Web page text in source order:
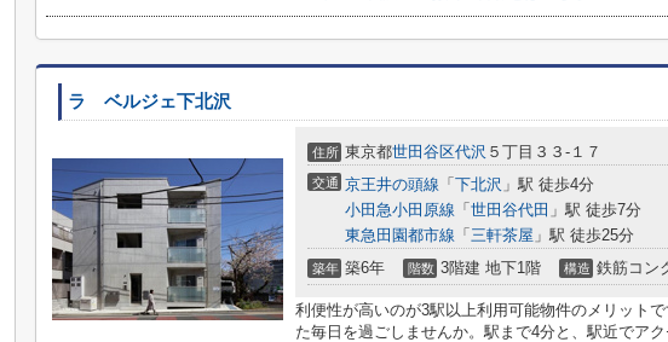
ラ ベルジェ下北沢
住所 東京都世田谷区代沢 ５丁目３３-１７
交通 京王井の頭線 「 下北沢 」駅 徒歩4分
小田急小田原線 「 世田谷代田 」駅 徒歩7分
東急田園都市線 「 三軒茶屋 」駅 徒歩25分
築年 築6年 階数 3階建 地下1階 構造 鉄筋コン
利便性が高いのが3駅以上利用可能物件のメリット
た毎日を過ごしませんか。駅まで4分と、駅近でア